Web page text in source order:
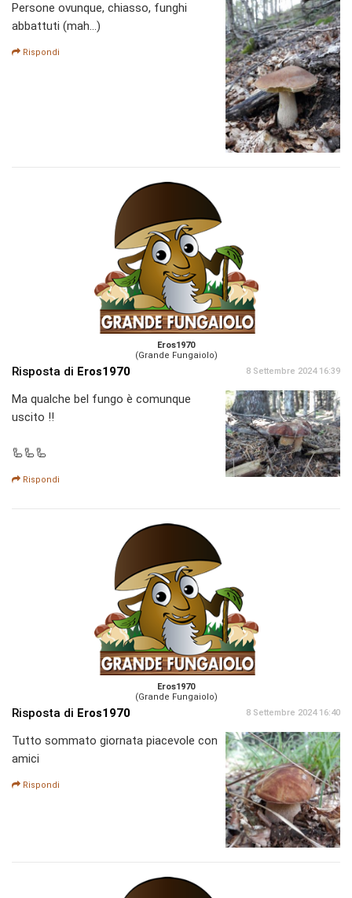
Persone ovunque, chiasso, funghi
abbattuti (mah...)
Rispondi
Eros1970
(Grande Fungaiolo)
Risposta di Eros1970 8 Settembre 2024 16:39
Ma qualche bel fungo è comunque
uscito !!
🦾🦾🦾
Rispondi
Eros1970
(Grande Fungaiolo)
Risposta di Eros1970 8 Settembre 2024 16:40
Tutto sommato giornata piacevole con
amici
Rispondi